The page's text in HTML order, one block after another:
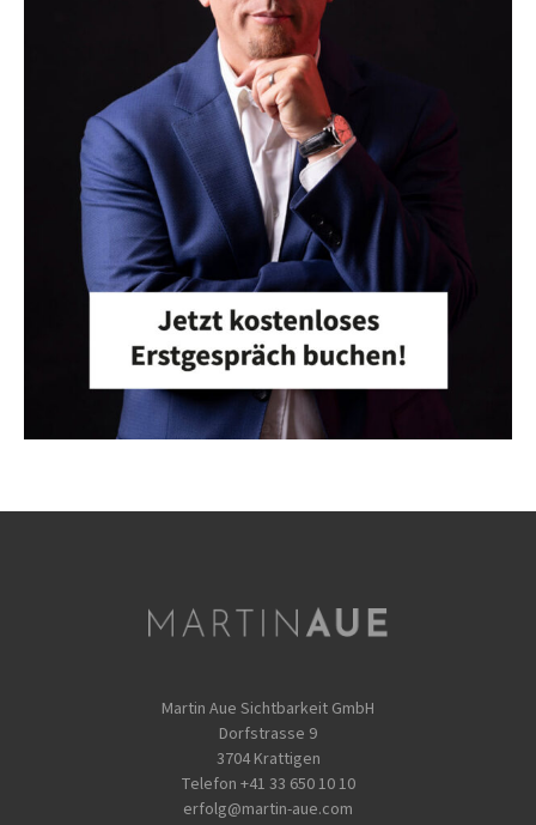
Martin Aue Sichtbarkeit GmbH
Dorfstrasse 9
3704 Krattigen
Telefon +41 33 650 10 10
erfolg@martin-aue.com